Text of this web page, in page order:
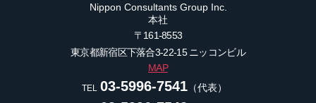
Nippon Consultants Group Inc.
本社
〒161-8553
東京都新宿区下落合3-22-15ニッコンビル
MAP
TEL 03-5996-7541（代表）